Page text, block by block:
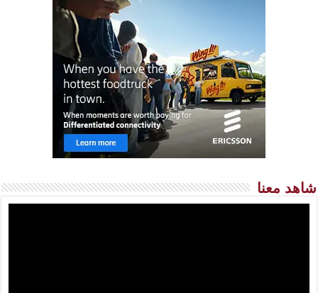
شاهد معنا